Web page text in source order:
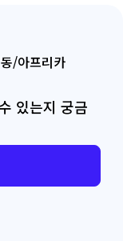
/아프리카
있는지 궁금